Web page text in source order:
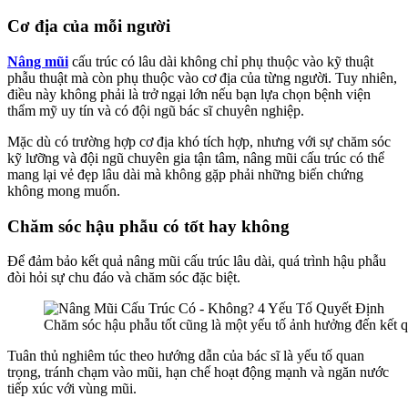
Cơ địa của mỗi người
Nâng mũi cấu trúc có lâu dài không chỉ phụ thuộc vào kỹ thuật
phẫu thuật mà còn phụ thuộc vào cơ địa của từng người. Tuy nhiên,
điều này không phải là trở ngại lớn nếu bạn lựa chọn bệnh viện
thẩm mỹ uy tín và có đội ngũ bác sĩ chuyên nghiệp.
Mặc dù có trường hợp cơ địa khó tích hợp, nhưng với sự chăm sóc
kỹ lưỡng và đội ngũ chuyên gia tận tâm, nâng mũi cấu trúc có thể
mang lại vẻ đẹp lâu dài mà không gặp phải những biến chứng
không mong muốn.
Chăm sóc hậu phẫu có tốt hay không
Để đảm bảo kết quả nâng mũi cấu trúc lâu dài, quá trình hậu phẫu
đòi hỏi sự chu đáo và chăm sóc đặc biệt.
Chăm sóc hậu phẫu tốt cũng là một yếu tố ảnh hưởng đến kết
Tuân thủ nghiêm túc theo hướng dẫn của bác sĩ là yếu tố quan
trọng, tránh chạm vào mũi, hạn chế hoạt động mạnh và ngăn nước
tiếp xúc với vùng mũi.